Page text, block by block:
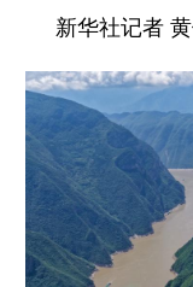
新华社记者 黄